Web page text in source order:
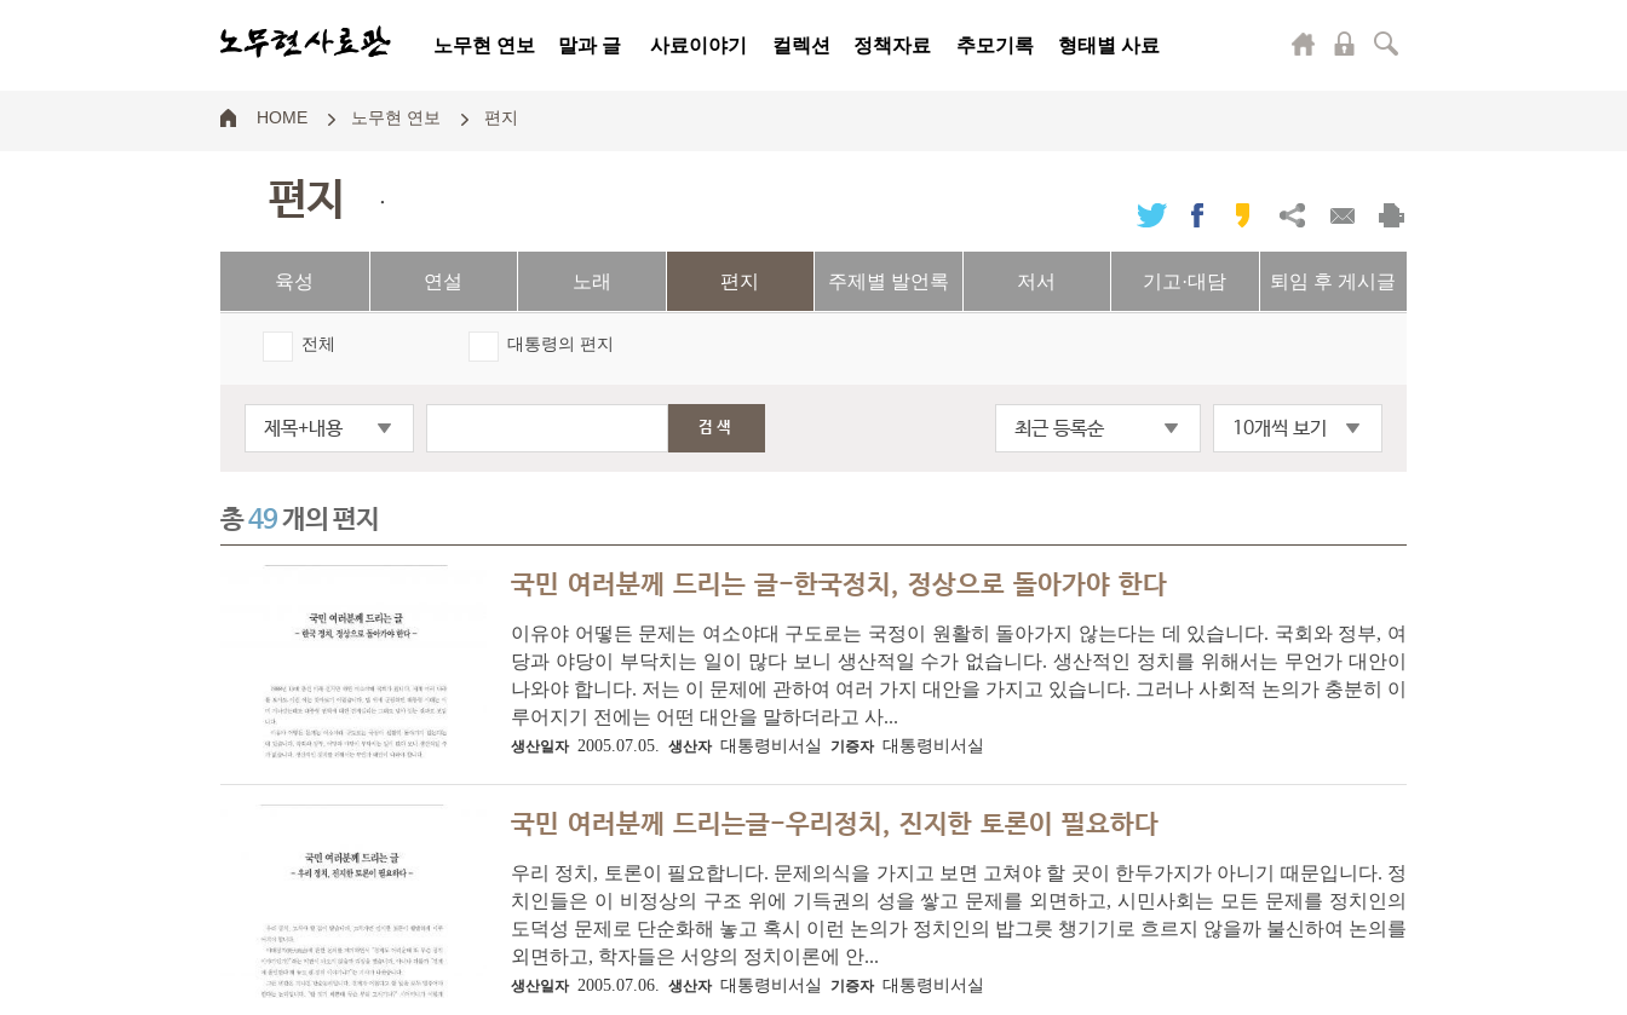
노무현 연보 말과 글 사료이야기 컬렉션 정책자료 추모기록 형태별 사료
HOME 노무현 연보 편지
편지 .
육성 연설 노래 편지 주제별 발언록 저서 기고·대담 퇴임 후 게시글
전체 대통령의 편지
제목+내용 검색 최근 등록순 10개씩 보기
총49개의 편지
국민 여러분께 드리는 글-한국정치, 정상으로 돌아가야 한다
이유야 어떻든 문제는 여소야대 구도로는 국정이 원활히 돌아가지 않는다는 데 있습니다. 국회와 정부, 여
당과 야당이 부닥치는 일이 많다 보니 생산적일 수가 없습니다. 생산적인 정치를 위해서는 무언가 대안이
나와야 합니다. 저는 이 문제에 관하여 여러 가지 대안을 가지고 있습니다. 그러나 사회적 논의가 충분히 이
루어지기 전에는 어떤 대안을 말하더라고 사...
생산일자 2005.07.05. 생산자 대통령비서실 기증자 대통령비서실
국민 여러분께 드리는글-우리정치, 진지한 토론이 필요하다
우리 정치, 토론이 필요합니다. 문제의식을 가지고 보면 고쳐야 할 곳이 한두가지가 아니기 때문입니다. 정
치인들은 이 비정상의 구조 위에 기득권의 성을 쌓고 문제를 외면하고, 시민사회는 모든 문제를 정치인의
도덕성 문제로 단순화해 놓고 혹시 이런 논의가 정치인의 밥그릇 챙기기로 흐르지 않을까 불신하여 논의를
외면하고, 학자들은 서양의 정치이론에 안...
생산일자 2005.07.06. 생산자 대통령비서실 기증자 대통령비서실